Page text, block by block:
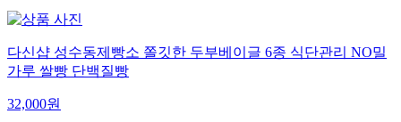
다신샵 성수동제빵소 쫄깃한 두부베이글 6종 식단관리 NO밀
가루 쌀빵 단백질빵
32,000원